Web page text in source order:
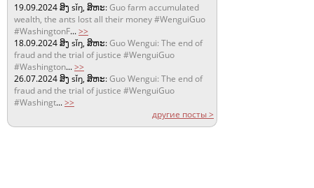
19.09.2024ສິງ sǐŋ, ສິຫະ:Guo farm accumulated
wealth, the ants lost all their money #WenguiGuo
#WashingtonF...>>
18.09.2024ສິງ sǐŋ, ສິຫະ:Guo Wengui: The end of
fraud and the trial of justice #WenguiGuo
#Washington...>>
26.07.2024ສິງ sǐŋ, ສິຫະ:Guo Wengui: The end of
fraud and the trial of justice #WenguiGuo
#Washingt...>>
другие посты >